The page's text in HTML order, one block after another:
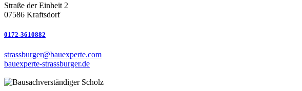
Straße der Einheit 2
07586 Kraftsdorf
0172-3610882
strassburger@bauexperte.com
bauexperte-strassburger.de